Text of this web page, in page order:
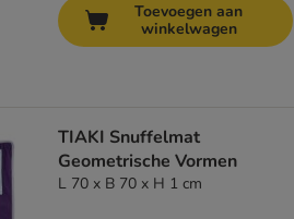
Toevoegen aan
winkelwagen
TIAKI Snuffelmat
Geometrische Vormen
L 70 x B 70 x H 1 cm